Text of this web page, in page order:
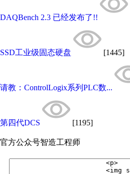
DAQBench 2.3 已经发布了!!
SSD工业级固态硬盘 [1445]
请教：ControlLogix系列PLC数...
第四代DCS [1195]
官方公众号智造工程师